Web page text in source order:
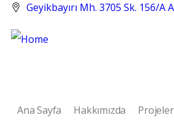
Geyikbayırı Mh. 3705 Sk. 156/A
Ana Sayfa Hakkımızda Projeler